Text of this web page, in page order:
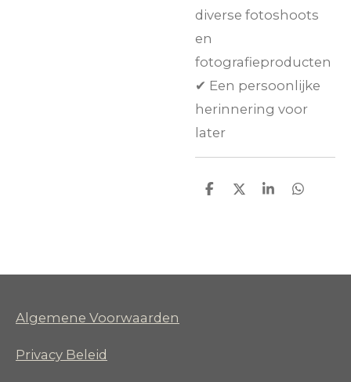
diverse fotoshoots
en
fotografieproducten
✔ Een persoonlijke
herinnering voor
later
D
D
S
D
Algemene Voorwaarden
Privacy Beleid